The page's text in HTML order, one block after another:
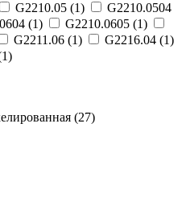
G2210.05 (1)
G2210.0504
(1) G2210.0605 (1)
G2211.06 (1) G2216.04 (1)
1)
(27)